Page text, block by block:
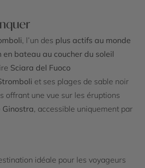
, l’un des plus actifs au monde
en bateau au coucher du soleil
Sciara del Fuoco
et ses plages de sable noir
offrant une vue sur les éruptions
Ginostra, accessible uniquement par
idéale pour les voyageurs